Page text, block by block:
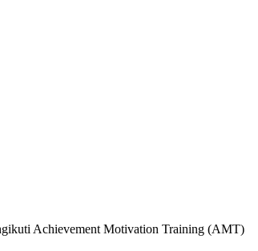
Achievement Motivation Training (AMT)